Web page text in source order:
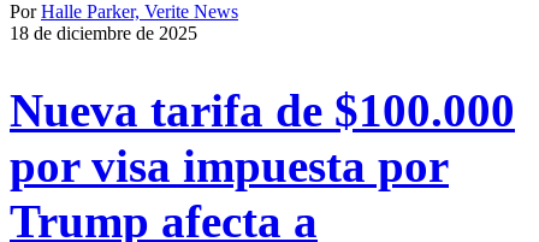
PorHalle Parker, Verite News
18 de diciembre de 2025
Nueva tarifa de $100.000
por visa impuesta por
Trump afecta a